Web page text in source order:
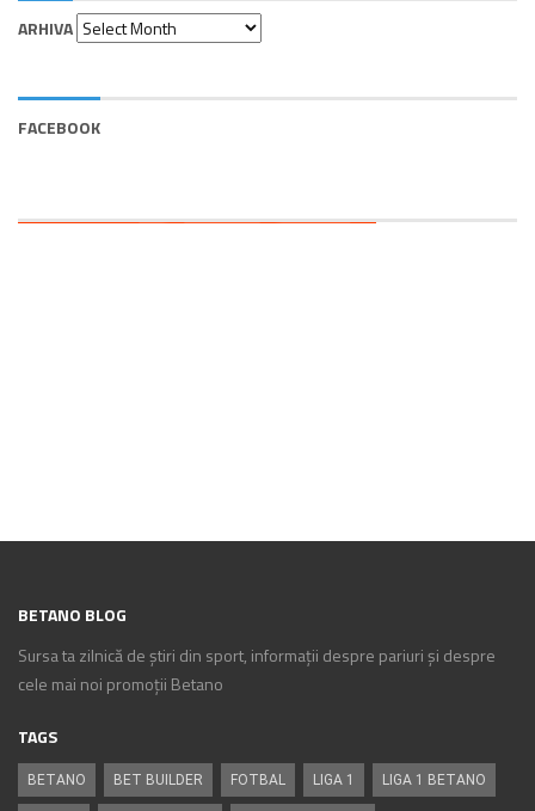
ARHIVA
Arhiva
FACEBOOK
BETANO BLOG
Sursa ta zilnică de știri din sport, informații despre pariuri și despre
cele mai noi promoții Betano
TAGS
BETANO BET BUILDER FOTBAL LIGA 1 LIGA 1 BETANO